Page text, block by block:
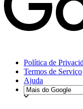
Política de
Termos de Serviço
Ajuda